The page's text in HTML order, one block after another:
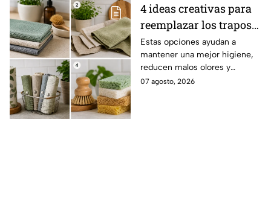
4 ideas creativas para
reemplazar los trapos
de cocina por opciones
más saludables,
modernas y elegantes
Estas opciones ayudan a
mantener una mejor higiene,
reducen malos olores y
aportan un toque moderno a la
07 agosto, 2026